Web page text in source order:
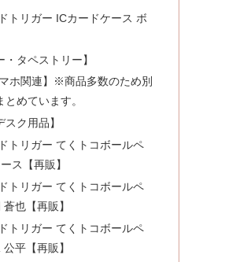
トリガー ICカードケース ボ
・タペストリー】
マホ関連】※商品多数のため別
とめています。
スク用品】
トリガー てくトコボールペ
ス【再販】
トリガー てくトコボールペ
也【再販】
トリガー てくトコボールペ
平【再販】